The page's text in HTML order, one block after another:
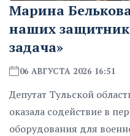
Марина
наших
задача»
06 АВГУСТА 2026 16:51
Депутат Тульской
оказала содействие в
оборудования для